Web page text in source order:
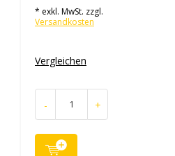
* exkl. MwSt. zzgl.
Versandkosten
Vergleichen
- +